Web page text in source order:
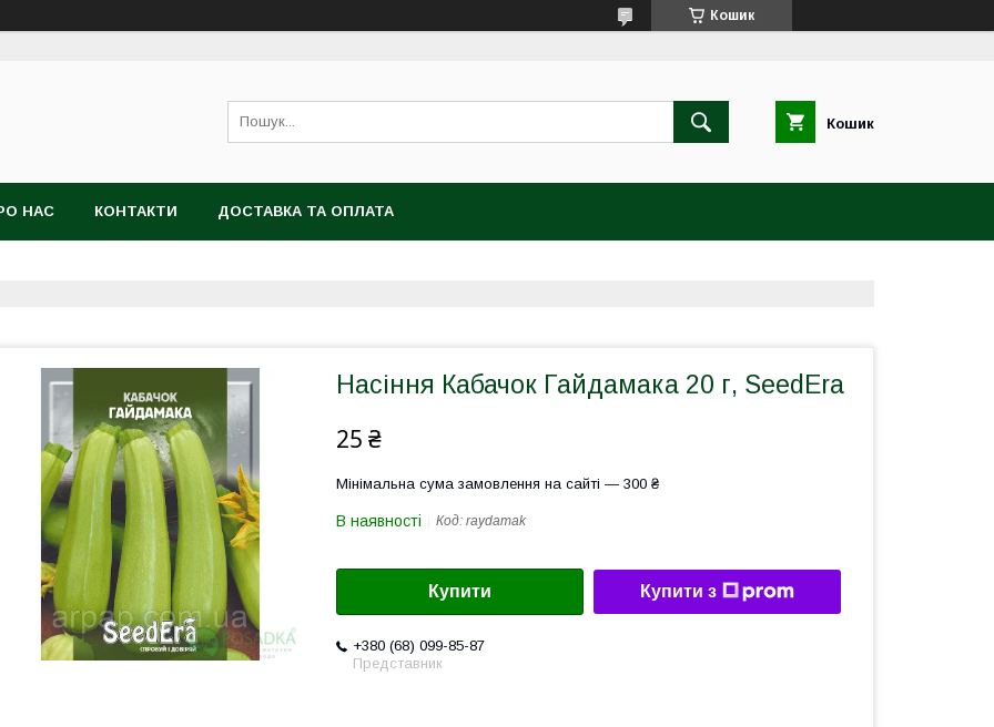
Кошик
Кошик
НАС КОНТАКТИ ДОСТАВКА ТА ОПЛАТА
Насіння Кабачок Гайдамака 20 г, SeedEra
25 ₴
Мінімальна сума замовлення на сайті — 300 ₴
В наявності Код: raydamak
Купити Купити з
+380 (68) 099-85-87
Представник